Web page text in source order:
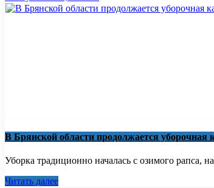
В Брянской области продолжается уборочная
Уборка традиционно началась с озимого рапса,
Читать далее